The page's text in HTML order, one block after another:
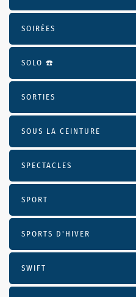
SOIRÉES
SOLO ☎️
SORTIES
SOUS LA CEINTURE
SPECTACLES
SPORT
SPORTS D'HIVER
SWIFT